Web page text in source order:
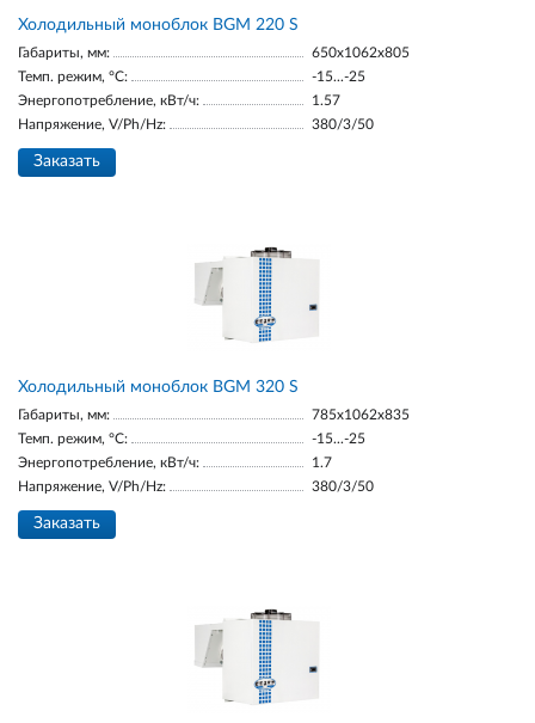
Холодильный моноблок BGM 220 S
Габариты, мм:
650x1062x805
Темп. режим, °С:
-15...-25
Энергопотребление, кВт/ч:
1.57
Напряжение, V/Ph/Hz:
380/3/50
Заказать
Холодильный моноблок BGM 320 S
Габариты, мм:
785x1062x835
Темп. режим, °С:
-15...-25
Энергопотребление, кВт/ч:
1.7
Напряжение, V/Ph/Hz:
380/3/50
Заказать